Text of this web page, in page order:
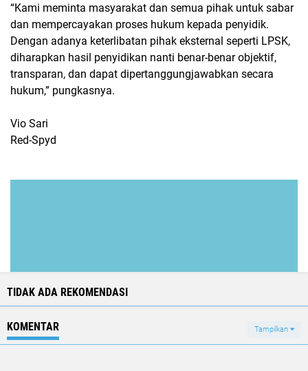
“Kami meminta masyarakat dan semua pihak untuk sabar
dan mempercayakan proses hukum kepada penyidik.
Dengan adanya keterlibatan pihak eksternal seperti LPSK,
diharapkan hasil penyidikan nanti benar-benar objektif,
transparan, dan dapat dipertanggungjawabkan secara
hukum,” pungkasnya.
Vio Sari
Red-Spyd
TIDAK ADA REKOMENDASI
KOMENTAR Tampilkan